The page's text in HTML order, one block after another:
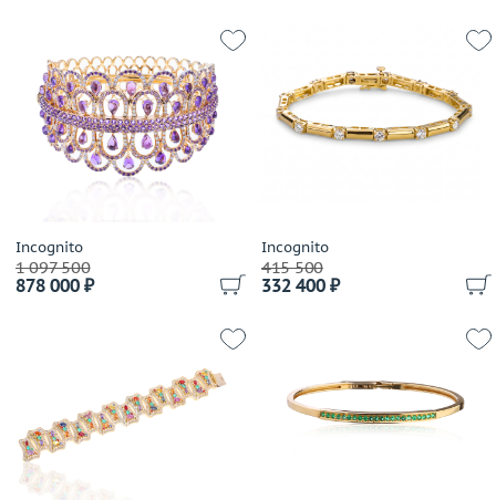
Incognito
1 097 500
878 000 ₽
Incognito
415 500
332 400 ₽